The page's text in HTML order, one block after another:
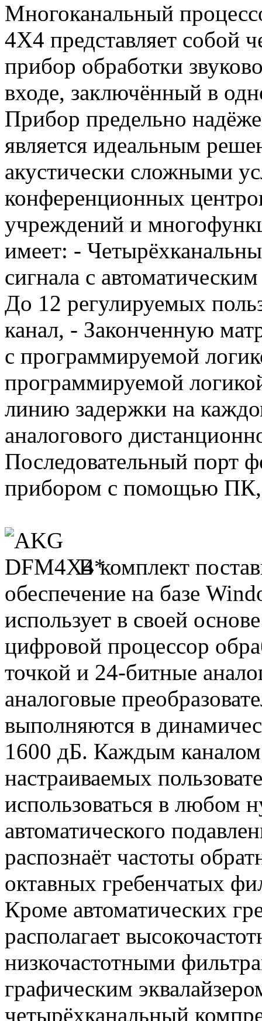
Многоканальный
4X4 представляет собой
прибор обработки
входе, заключённый в
Прибор предельно
является идеальным
акустически сложными
конференционных
учреждений и
имеет: -
сигнала с
До 12 регулируемых
канал, - Законченную
с программируемой
программируемой
линию задержки на
аналогового
Последовательный порт
прибором с помощью
В комплект
обеспечение на базе
использует в своей
цифровой процессор
точкой и 24-битные
аналоговые
выполняются в
1600 дБ. Каждым каналом
настраиваемых
использоваться в любом
автоматического
распознаёт частоты
октавных гребенчатых
Кроме автоматических
располагает
низкочастотными
графическим
четырёхканальный